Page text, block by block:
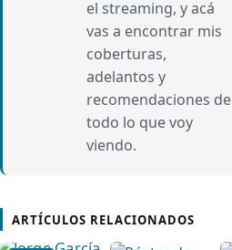
el streaming, y acá
vas a encontrar mis
coberturas,
adelantos y
recomendaciones de
todo lo que voy
viendo.
ARTÍCULOS RELACIONADOS